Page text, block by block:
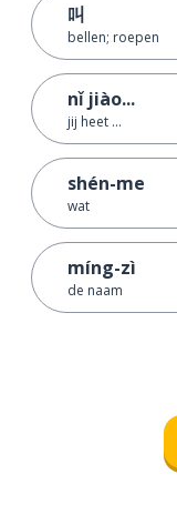
叫
bellen; roepen
nǐ jiào...
jij heet ...
shén-me
wat
míng-zì
de naam